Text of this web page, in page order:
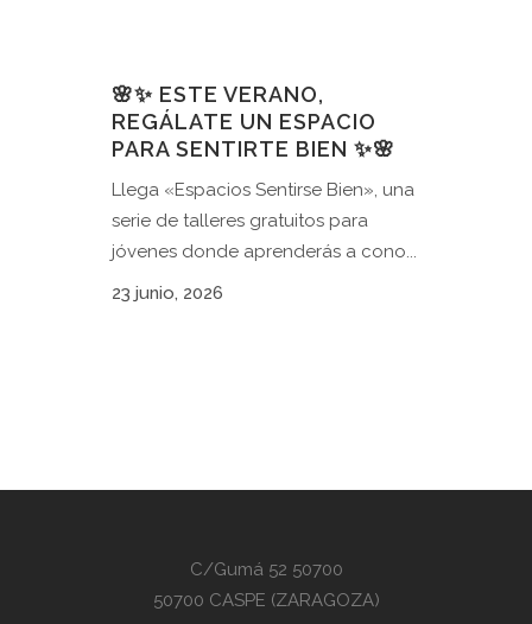
🌸✨ ESTE VERANO,
REGÁLATE UN ESPACIO
PARA SENTIRTE BIEN ✨🌸
Llega «Espacios Sentirse Bien», una
serie de talleres gratuitos para
jóvenes donde aprenderás a cono...
23 junio, 2026
C/Gumá 52 50700
50700 CASPE (ZARAGOZA)